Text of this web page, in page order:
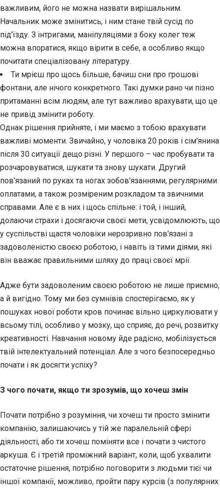
важливим, його не можна назвати вирішальним.
Начальник може змінитись, і ним стане твій сусід по
під'їзду. З інтригами, маніпуляціями з боку колег теж
можна впоратися, якщо вірити в себе, а особливо якщо
почитати спеціалізовану літературу.
Ти мрієш про щось більше, бачиш сни про грошові
фонтани, але нічого конкретного. Такі думки рано чи пізно
притаманні всім людям, але тут важливо врахувати, що це
не привід змінити роботу.
Однак рішення прийняте, і ми маємо з тобою врахувати
важливі моменти. Звичайно, у чоловіка 20 років і сім'янина
після 30 ситуації дещо різні. У першого – час пробувати та
розчаровуватися, шукати та знову шукати. Другий
пов'язаний по руках та ногах зобов'язаннями, регулярними
оплатами, а також розміреним розкладом та звичними
справами. Але є в них і щось спільне: і той, і інший,
долаючи страхи і досягаючи своєї мети, усвідомлюють, що
у суспільстві щастя чоловіки нерозривно пов'язані з
задоволеністю своєю роботою, і навіть із тими діями, які
він вважає правильними шляху до праці своєї мрії.
Адже бути задоволеним своєю роботою не лише приємно,
а й вигідно. Тому ми без сумнівів спостерігаємо, як у
пошуках нової роботи кров починає вільно циркулювати у
всьому тілі, особливо у мозку, що сприяє, до речі, розвитку
креативності. Навчання новому йде радісно, мобілізується
твій інтелектуальний потенціал. Але з чого безпосередньо
почати і як досягти успіху?
З чого почати, якщо ти зрозумів, що хочеш змін
Почати потрібно з розуміння, чи хочеш ти просто змінити
компанію, залишаючись у тій же паралельній сфері
діяльності, або ти хочеш поміняти все і почати з чистого
аркуша. Є і третій проміжний варіант, коли, щоб ухвалити
остаточне рішення, потрібно поговорити з людьми тієї чи
іншої компанії, можливо, пройти пару курсів (з популярних